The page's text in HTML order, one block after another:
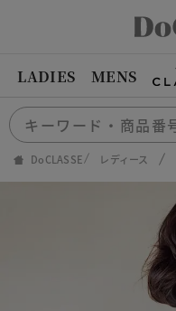
LADIES MENS
DoCLASSE レディース